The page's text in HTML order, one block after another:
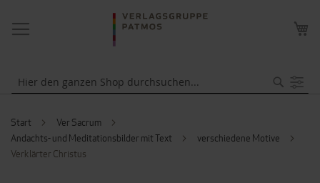
NAVIGATION
UMSCHALTEN
Start
Ver Sacrum
Andachts- und Meditationsbilder mit Text
verschiedene Motive
Verklärter Christus